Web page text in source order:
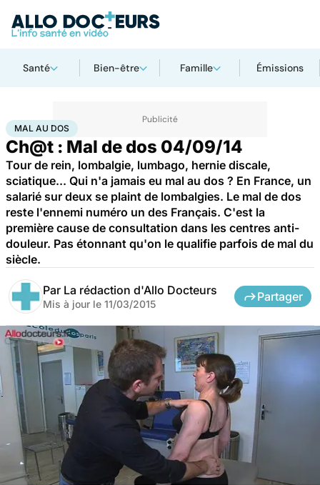
Santé Bien-être Famille Émissions
AccueilSantéMaladies Mal au dos
MAL AU DOS
Ch@t : Mal de dos 04/09/14
Tour de rein, lombalgie, lumbago, hernie discale,
sciatique... Qui n'a jamais eu mal au dos ? En France, un
salarié sur deux se plaint de lombalgies. Le mal de dos
reste l'ennemi numéro un des Français. C'est la
première cause de consultation dans les centres anti-
douleur. Pas étonnant qu'on le qualifie parfois de mal du
siècle.
Par La rédaction d'Allo Docteurs
Mis à jour le 11/03/2015
Partager